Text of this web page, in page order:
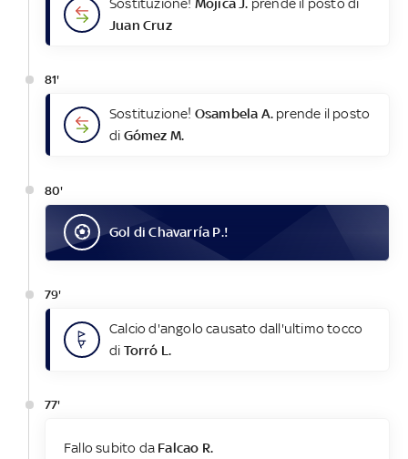
Sostituzione! Mojica J. prende il posto di
Juan Cruz
81'
Sostituzione! Osambela A. prende il posto
di Gómez M.
80'
Gol diChavarría P.!
79'
Calcio d'angolo causato dall'ultimo tocco
di Torró L.
77'
Fallo subito da Falcao R.